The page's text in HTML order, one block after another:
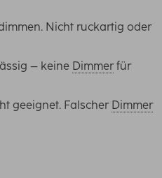
Nicht ruckartig oder
– keine Dimmerfür
geeignet. Falscher Dimmer